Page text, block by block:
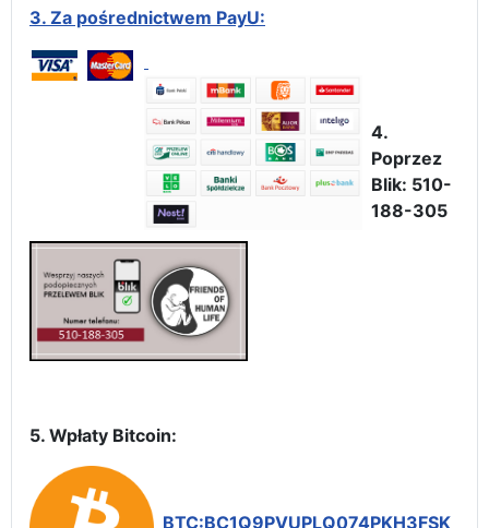
3. Za pośrednictwem PayU:
4.
Poprzez
Blik: 510-
188-305
5. Wpłaty Bitcoin:
BTC:BC1Q9PVUPLQ074PKH3FSK